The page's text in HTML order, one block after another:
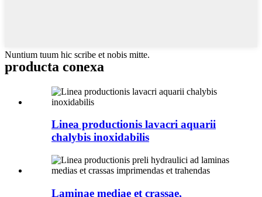
Nuntium tuum hic scribe et nobis mitte.
producta conexa
Linea productionis lavacri aquarii
chalybis inoxidabilis
Laminae mediae et crassae,